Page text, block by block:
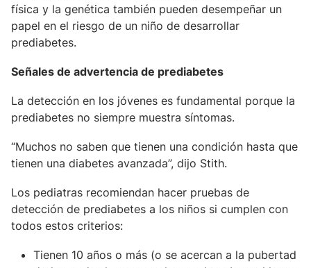
física y la genética también pueden desempeñar un
papel en el riesgo de un niño de desarrollar
prediabetes.
Señales de advertencia de prediabetes
La detección en los jóvenes es fundamental porque la
prediabetes no siempre muestra síntomas.
“Muchos no saben que tienen una condición hasta que
tienen una diabetes avanzada”, dijo Stith.
Los pediatras recomiendan hacer pruebas de
detección de prediabetes a los niños si cumplen con
todos estos criterios:
Tienen 10 años o más (o se acercan a la pubertad